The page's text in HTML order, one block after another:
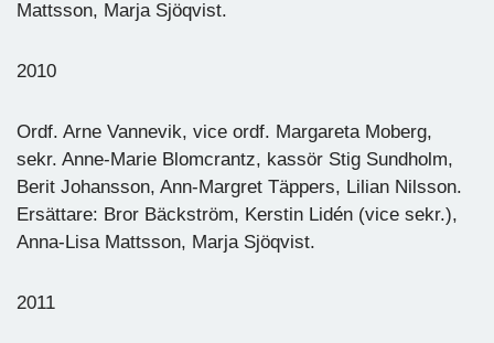
Mattsson, Marja Sjöqvist.
2010
Ordf. Arne Vannevik, vice ordf. Margareta Moberg,
sekr. Anne-Marie Blomcrantz, kassör Stig Sundholm,
Berit Johansson, Ann-Margret Täppers, Lilian Nilsson.
Ersättare: Bror Bäckström, Kerstin Lidén (vice sekr.),
Anna-Lisa Mattsson, Marja Sjöqvist.
2011